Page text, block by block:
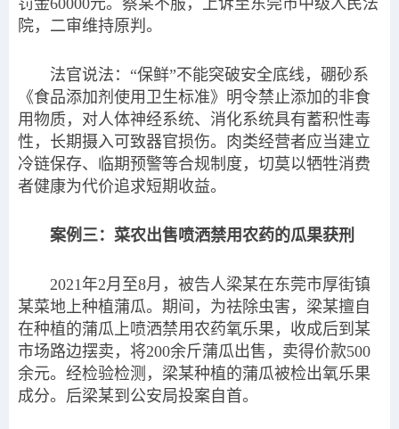
罚金60000元。蔡某不服，上诉至东莞市中级人民法
院，二审维持原判。
法官说法：“保鲜”不能突破安全底线，硼砂系
《食品添加剂使用卫生标准》明令禁止添加的非食
用物质，对人体神经系统、消化系统具有蓄积性毒
性，长期摄入可致器官损伤。肉类经营者应当建立
冷链保存、临期预警等合规制度，切莫以牺牲消费
者健康为代价追求短期收益。
案例三：菜农出售喷洒禁用农药的瓜果获刑
2021年2月至8月，被告人梁某在东莞市厚街镇
某菜地上种植蒲瓜。期间，为祛除虫害，梁某擅自
在种植的蒲瓜上喷洒禁用农药氧乐果，收成后到某
市场路边摆卖，将200余斤蒲瓜出售，卖得价款500
余元。经检验检测，梁某种植的蒲瓜被检出氧乐果
成分。后梁某到公安局投案自首。